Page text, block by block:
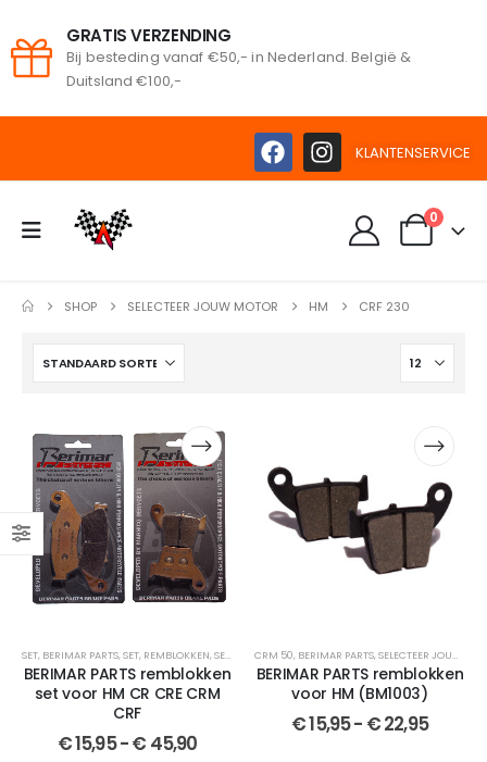
GRATIS VERZENDING
Bij besteding vanaf €50,- in Nederland. België &
Duitsland €100,-
KLANTENSERVICE
0
SHOP SELECTEER JOUW MOTOR HM CRF 230
SET, BERIMAR PARTS,SET, REMBLOKKEN,SEMI-GESINTERDE ,SELECTEER JOUW MOTOR ,
BERIMAR PARTS remblokken
set voor HM CR CRE CRM
CRF
€15,95-€ 45,90
CRM 50, BERIMAR PARTS,SELECTEER JOUW MOTOR
BERIMAR PARTS remblokken
voor HM (BM1003)
€15,95- €22,95